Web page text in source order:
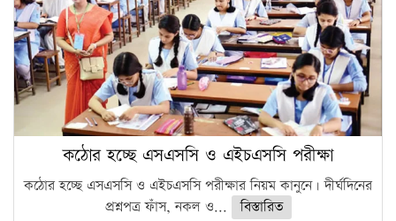
কঠোর হচ্ছে এসএসসি ও এইচএসসি পরীক্ষা
কঠোর হচ্ছে এসএসসি ও এইচএসসি পরীক্ষার নিয়ম কানুনে। দীর্ঘদিনের
প্রশ্নপত্র ফাঁস, নকল ও...
বিস্তারিত